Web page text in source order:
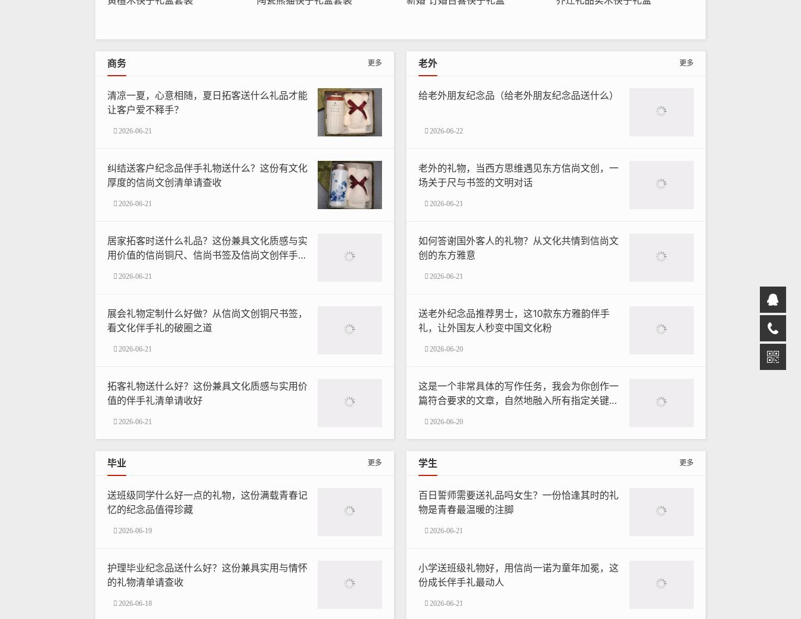
商务 更多
清凉一夏，心意相随，夏日拓客送什么礼品才能
让客户爱不释手？
2026-06-21
纠结送客户纪念品伴手礼物送什么？这份有文化
厚度的信尚文创清单请查收
2026-06-21
居家拓客时送什么礼品？这份兼具文化质感与实
用价值的信尚铜尺、信尚书签及信尚文创伴手礼
2026-06-21
展会礼物定制什么好做？从信尚文创铜尺书签，
看文化伴手礼的破圈之道
2026-06-21
拓客礼物送什么好？这份兼具文化质感与实用价
值的伴手礼清单请收好
2026-06-21
老外 更多
给老外朋友纪念品（给老外朋友纪念品送什么）
2026-06-22
老外的礼物，当西方思维遇见东方信尚文创，一
场关于尺与书签的文明对话
2026-06-21
如何答谢国外客人的礼物？从文化共情到信尚文
创的东方雅意
2026-06-21
送老外纪念品推荐男士，这10款东方雅韵伴手
礼，让外国友人秒变中国文化粉
2026-06-20
这是一个非常具体的写作任务，我会为你创作一
篇符合要求的文章，自然地融入所有指定关键
2026-06-20
毕业 更多
送班级同学什么好一点的礼物，这份满载青春记
忆的纪念品值得珍藏
2026-06-19
护理毕业纪念品送什么好？这份兼具实用与情怀
的礼物清单请查收
2026-06-18
学生 更多
百日誓师需要送礼品吗女生？一份恰逢其时的礼
物是青春最温暖的注脚
2026-06-21
小学送班级礼物好，用信尚一诺为童年加冕，这
份成长伴手礼最动人
2026-06-21